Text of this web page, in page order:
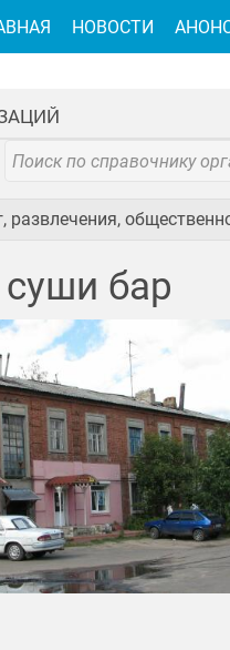
развлечения,
бар
НОВОСТИ